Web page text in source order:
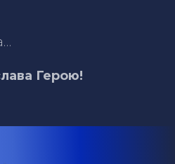
Герою!